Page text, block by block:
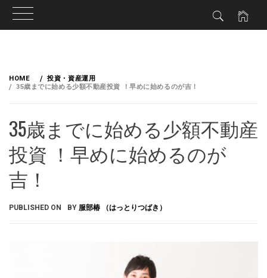
HOME
投資・資産運用
35歳までに始める少額不動産投資 ！早めに始めるのが吉！
35歳までに始める少額不動産
投資 ！早めに始めるのが
吉！
PUBLISHED ON BY 服部椿 （はっとりつばき）